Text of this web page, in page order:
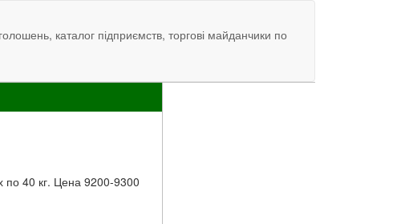
каталог підприємств, торгові майданчики по
40 кг. Цена 9200-9300